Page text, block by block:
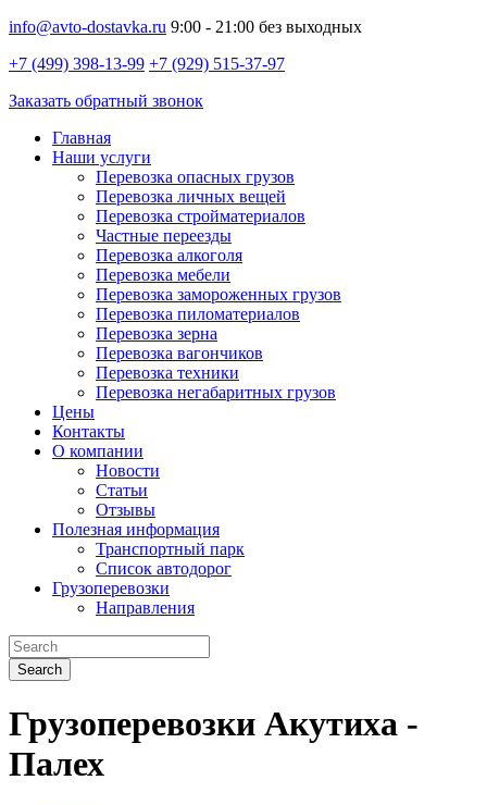
info@avto-dostavka.ru 9:00 - 21:00 без выходных
+7 (499) 398-13-99 +7 (929) 515-37-97
Заказать обратный звонок
Главная
Наши услуги
Перевозка опасных грузов
Перевозка личных вещей
Перевозка стройматериалов
Частные переезды
Перевозка алкоголя
Перевозка мебели
Перевозка замороженных грузов
Перевозка пиломатериалов
Перевозка зерна
Перевозка вагончиков
Перевозка техники
Перевозка негабаритных грузов
Цены
Контакты
О компании
Новости
Статьи
Отзывы
Полезная информация
Транспортный парк
Список автодорог
Грузоперевозки
Направления
Search
Грузоперевозки Акутиха -
Палех